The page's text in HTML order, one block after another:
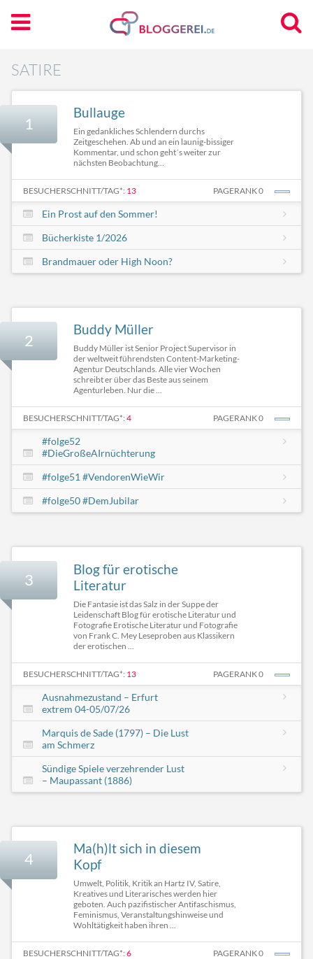
SATIRE
1
Bullauge
Ein gedankliches Schlendern durchs
Zeitgeschehen. Ab und an ein launig-bissiger
Kommentar, und schon geht´s weiter zur
nächsten Beobachtung…
BESUCHERSCHNITT/TAG*: 13 PAGERANK 0
Ein Prost auf den Sommer!
Bücherkiste 1/2026
Brandmauer oder High Noon?
2
Buddy Müller
Buddy Müller ist Senior Project Supervisor in
der weltweit führendsten Content-Marketing-
Agentur Deutschlands. Alle vier Wochen
schreibt er über das Beste aus seinem
Agenturleben. Nur die ...
BESUCHERSCHNITT/TAG*: 4 PAGERANK 0
#folge52
#DieGroßeAIrnüchterung
#folge51 #VendorenWieWir
#folge50 #DemJubilar
3
Blog für erotische
Literatur
Die Fantasie ist das Salz in der Suppe der
Leidenschaft Blog für erotische Literatur und
Fotografie Erotische Literatur und Fotografie
von Frank C. Mey Leseproben aus Klassikern
der erotischen ...
BESUCHERSCHNITT/TAG*: 13 PAGERANK 0
Ausnahmezustand – Erfurt
extrem 04-05/07/26
Marquis de Sade (1797) – Die Lust
am Schmerz
Sündige Spiele verzehrender Lust
– Maupassant (1886)
4
Ma(h)lt sich in diesem
Kopf
Umwelt, Politik, Kritik an Hartz IV, Satire,
Kreatives und Literarisches werden hier
geboten. Auch pazifistischer Antifaschismus,
Feminismus, Veranstaltungshinweise und
Wohltätigkeit haben ihren ...
BESUCHERSCHNITT/TAG*: 6 PAGERANK 0